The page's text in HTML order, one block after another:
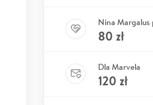
80 zł
Dla Marvela
120 zł